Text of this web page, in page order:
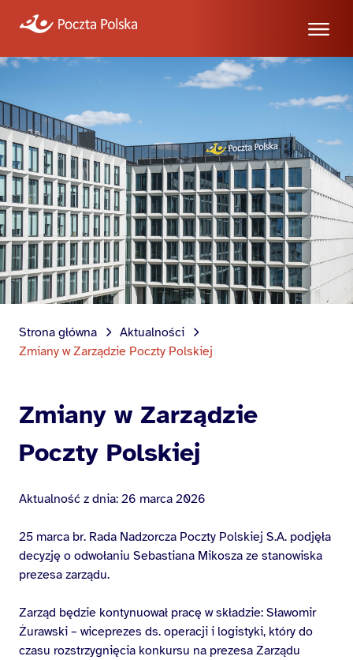
Strona główna
Aktualności
Zmiany w Zarządzie Poczty Polskiej
Zmiany w Zarządzie
Poczty Polskiej
Aktualność z dnia: 26 marca 2026
25 marca br. Rada Nadzorcza Poczty Polskiej S.A. podjęła
decyzję o odwołaniu Sebastiana Mikosza ze stanowiska
prezesa zarządu.
Zarząd będzie kontynuował pracę w składzie: Sławomir
Żurawski – wiceprezes ds. operacji i logistyki, który do
czasu rozstrzygnięcia konkursu na prezesa Zarządu